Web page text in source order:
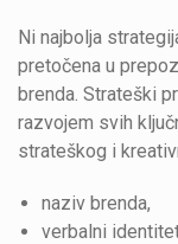
Ni najbolja
pretočena u
brenda. Strateški
razvojem svih
strateškog i
naziv brenda,
verbalni